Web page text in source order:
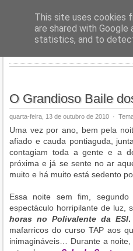
O Grandioso Baile
quarta-feira, 13 de outubro de 2010 ·
Uma vez por ano, bem pela
afiado e cauda pontiaguda,
contagiam toda a gente e a
próxima e já se sente no ar
muito e há muito está sedento
Essa noite sem fim,
espectáculo horripilante de luz,
horas no Polivalente da ESl.
mafarricos do curso TAP aos
inimagináveis… Durante a
This site uses cookies
are shared with
statistics, and to